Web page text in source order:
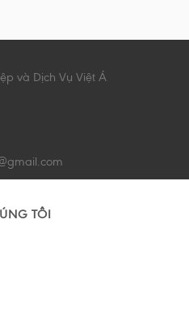
và Dịch Vụ Việt Á
TÔI